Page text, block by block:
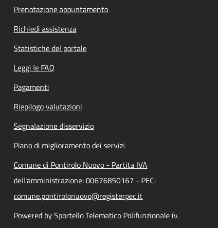
Prenotazione appuntamento
Richiedi assistenza
Statistiche del portale
Leggi le FAQ
Pagamenti
Riepilogo valutazioni
Segnalazione disservizio
Piano di miglioramento dei servizi
Comune di Pontirolo Nuovo - Partita IVA
dell'amministrazione: 00676850167 - PEC:
comune.pontirolonuovo@registerpec.it
Powered by Sportello Telematico Polifunzionale (v.